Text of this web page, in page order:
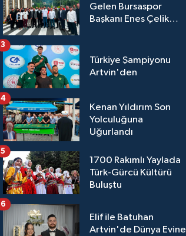
Gelen Bursaspor
Başkanı Enes Çelik
Türkiye Şampiyonu
Artvin'den
3
Kenan Yıldırım Son
Yolculuğuna
Uğurlandı
4
1700 Rakımlı Yaylada
Türk-Gürcü Kültürü
Buluştu
5
Elif ile Batuhan
Artvin'de Dünya Evine
6